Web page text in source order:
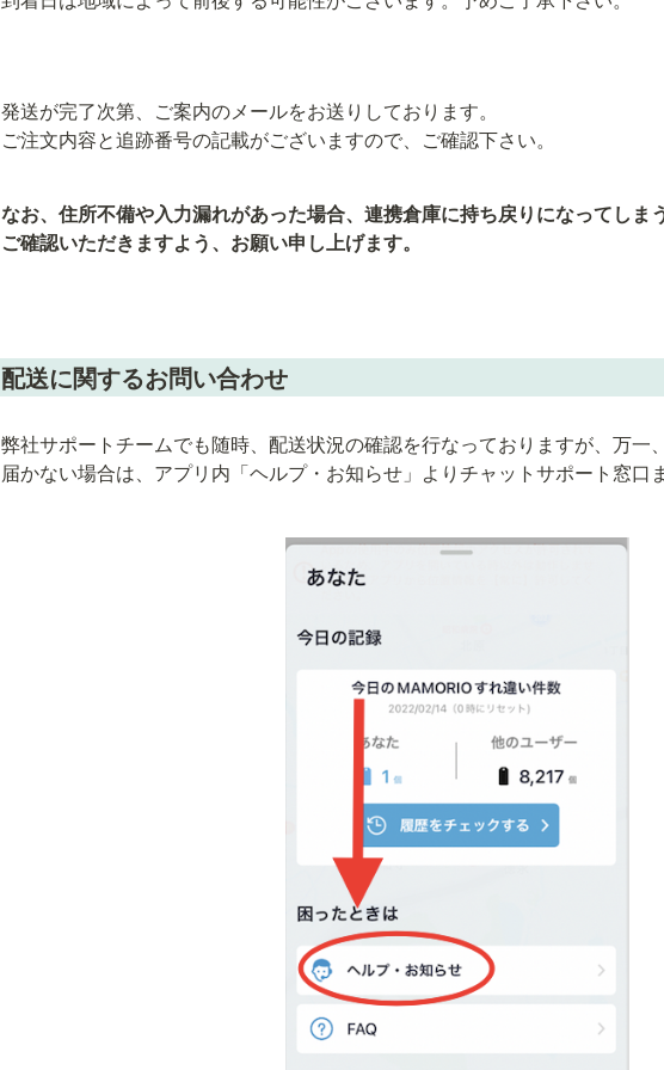
発送が完了次第、ご案内のメールをお送りしております。
ご注文内容と追跡番号の記載がございますので、ご確認下さい。
なお、住所不備や入力漏れがあった場合、連携倉庫に持ち戻りになってしま
ご確認いただきますよう、お願い申し上げます。
配送に関するお問い合わせ
弊社サポートチームでも随時、配送状況の確認を行なっておりますが、万一
届かない場合は、アプリ内「ヘルプ・お知らせ」よりチャットサポート窓口